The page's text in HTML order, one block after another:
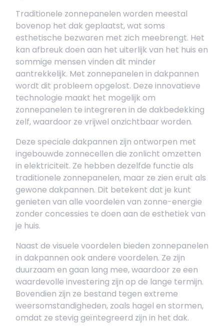
Traditionele zonnepanelen worden meestal
bovenop het dak geplaatst, wat soms
esthetische bezwaren met zich meebrengt. Het
kan afbreuk doen aan het uiterlijk van het huis en
sommige mensen vinden dit minder
aantrekkelijk. Met zonnepanelen in dakpannen
wordt dit probleem opgelost. Deze innovatieve
technologie maakt het mogelijk om
zonnepanelen te integreren in de dakbedekking
zelf, waardoor ze vrijwel onzichtbaar worden.
Deze speciale dakpannen zijn ontworpen met
ingebouwde zonnecellen die zonlicht omzetten
in elektriciteit. Ze hebben dezelfde functie als
traditionele zonnepanelen, maar ze zien eruit als
gewone dakpannen. Dit betekent dat je kunt
genieten van alle voordelen van zonne-energie
zonder concessies te doen aan de esthetiek van
je huis.
Naast de visuele voordelen bieden zonnepanelen
in dakpannen ook andere voordelen. Ze zijn
duurzaam en gaan lang mee, waardoor ze een
waardevolle investering zijn op de lange termijn.
Bovendien zijn ze bestand tegen extreme
weersomstandigheden, zoals hagel en stormen,
omdat ze stevig geïntegreerd zijn in het dak.